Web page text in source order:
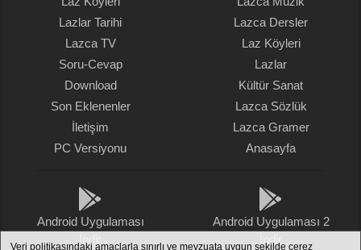
Veri politikasındaki amaçlarla sınırlı ve mevzuata uygun şekilde çerez
Lazlar Tarihi
Lazca TV
Soru-Cevap
Download
Son Eklenenler
İletişim
PC Versiyonu
Lazca Dersler
Laz Köyleri
Lazlar
Kültür Sanat
Lazca Sözlük
Lazca Gramer
Anasayfa
Android Uygulaması
Android Uygulaması 2